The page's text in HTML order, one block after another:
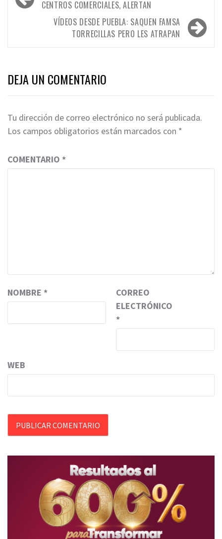
de
entradas
CENTROS COMERCIALES, ALERTAN
VÍDEOS DESDE PUEBLA: SAQUEN FAMSA
TORRECILLAS PERO LES ATRAPAN
DEJA UN COMENTARIO
Tu dirección de correo electrónico no será publicada.
Los campos obligatorios están marcados con *
COMENTARIO *
NOMBRE *
CORREO
ELECTRÓNICO
*
WEB